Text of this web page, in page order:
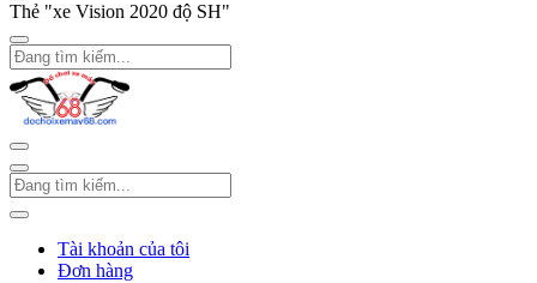
Thẻ "xe Vision 2020 độ SH"
Tài khoản của tôi
Đơn hàng